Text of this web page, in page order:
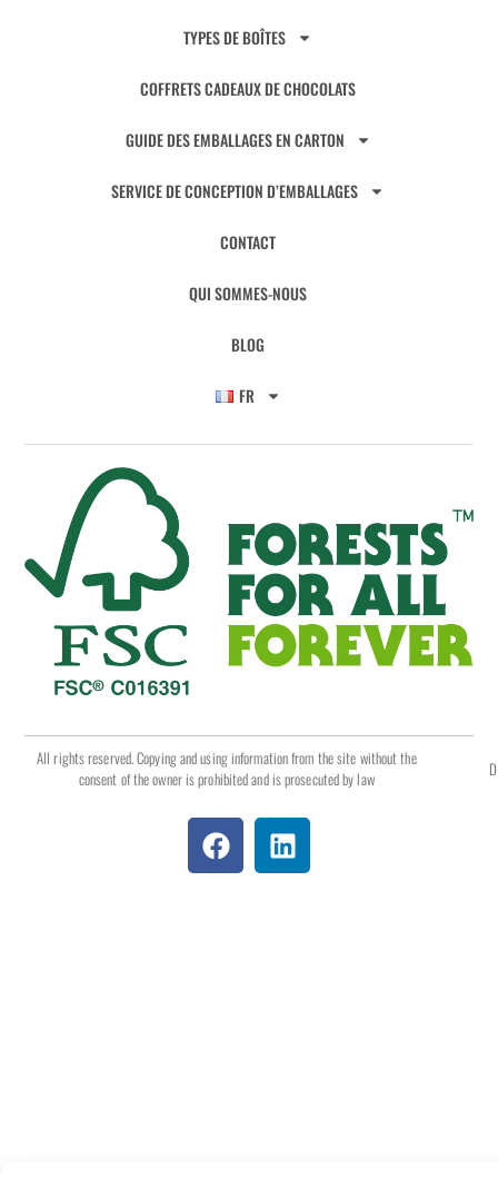
TYPES DE BOÎTES
COFFRETS CADEAUX DE CHOCOLATS
GUIDE DES EMBALLAGES EN CARTON
SERVICE DE CONCEPTION D’EMBALLAGES
CONTACT
QUI SOMMES-NOUS
BLOG
FR
All rights reserved. Copying and using information from the site without the
consent of the owner is prohibited and is prosecuted by law